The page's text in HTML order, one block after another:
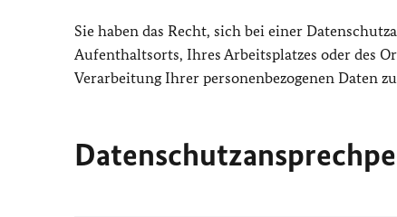
Sie haben das Recht, sich bei einer
Aufenthaltsorts, Ihres Arbeitsplatzes oder des
Verarbeitung Ihrer personenbezogenen Daten